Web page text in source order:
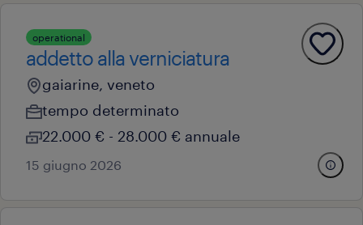
operational
addetto alla verniciatura
gaiarine, veneto
tempo determinato
22.000 € - 28.000 € annuale
15 giugno 2026